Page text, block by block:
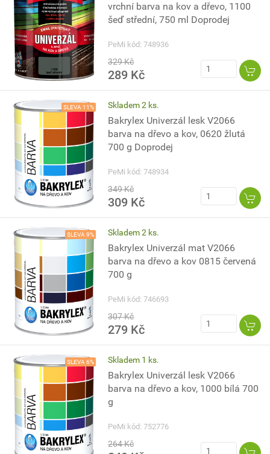
vrchní barva na kov a dřevo, 1100
šeď střední, 750 ml Doprodej
PeMi kód: 748936
329 Kč
289 Kč
SLEVA 11% Skladem 2 ks.
Bakrylex Univerzál lesk V2066
barva na dřevo a kov, 0620 žlutá
700 g Doprodej
PeMi kód: 748934
349 Kč
309 Kč
SLEVA 9% Skladem 2 ks.
Bakrylex Univerzál mat V2066
barva na dřevo a kov 0815 červená
700 g
PeMi kód: 746693
307 Kč
279 Kč
SLEVA 6% Skladem 1 ks.
Bakrylex Univerzál lesk V2066
barva na dřevo a kov, 1000 bílá 700
g
PeMi kód: 752776
264 Kč